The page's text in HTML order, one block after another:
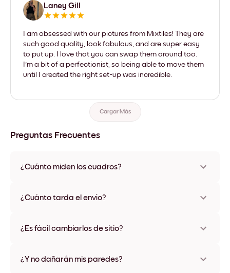
Laney Gill
I am obsessed with our pictures from Mixtiles! They are
such good quality, look fabulous, and are super easy
to put up. I love that you can swap them around too.
I'm a bit of a perfectionist, so being able to move them
until I created the right set-up was incredible.
Cargar Más
Preguntas Frecuentes
¿Cuánto miden los cuadros?
varios materiales y colores de marco, incluidas opciones sin
¿Cuánto tarda el envío?
disponibles en algunos países. Te enviaremos un número de
¿Es fácil cambiarlos de sitio?
ningún daño
¿Y no dañarán mis paredes?